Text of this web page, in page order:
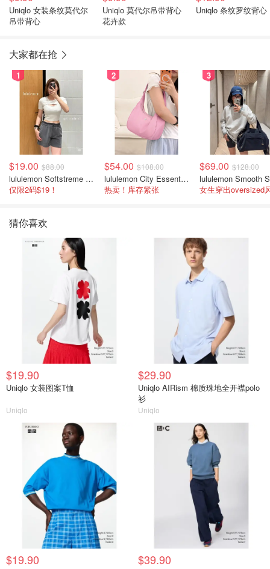
Uniqlo 女装条纹莫代尔
吊带背心
Uniqlo 莫代尔吊带背心
花卉款
Uniqlo 条纹罗纹背心
大家都在抢
1
$19.00 $88.00
lululemon Softstreme 女士高腰短裤 10cm
仅限2码$19！
2
$54.00 $108.00
lululemon City Essentials 肩背包 4L
热卖！库存紧张
3
$69.00 $128.00
女生穿出oversized
猜你喜欢
$19.90
Uniqlo 女装图案T恤
Uniqlo
$29.90
Uniqlo AIRism 棉质珠地全开襟polo
衫
Uniqlo
$19.90 $39.90